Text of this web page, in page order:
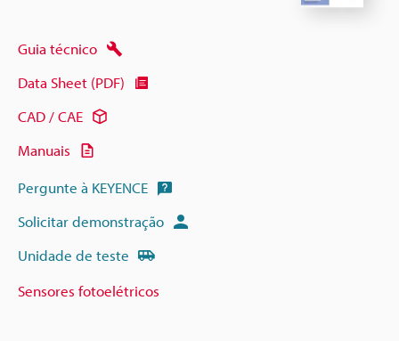
Guia técnico
Data Sheet (PDF)
CAD / CAE
Manuais
Pergunte à KEYENCE
Solicitar demonstração
Unidade de teste
Sensores fotoelétricos